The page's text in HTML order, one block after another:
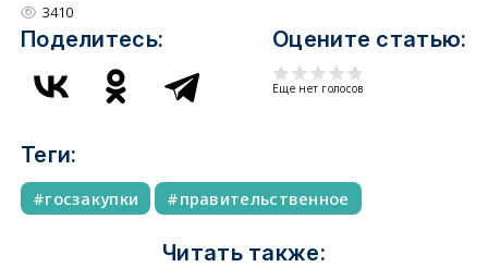
3410
Поделитесь: Оцените статью:
Еще нет голосов
Теги:
госзакупки правительственное
Читать также: